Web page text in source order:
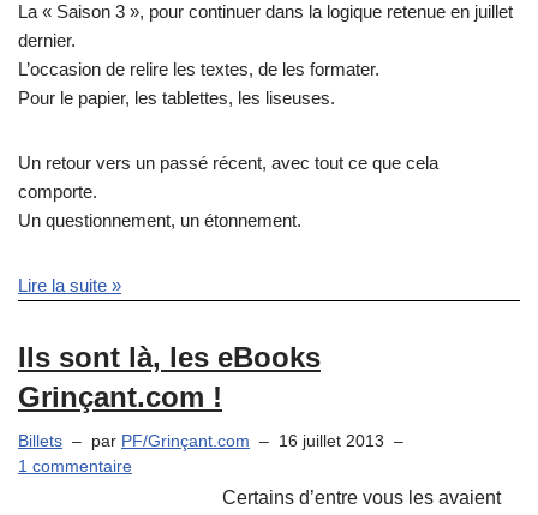
La « Saison 3 », pour continuer dans la logique retenue en juillet
dernier.
L’occasion de relire les textes, de les formater.
Pour le papier, les tablettes, les liseuses.
Un retour vers un passé récent, avec tout ce que cela
comporte.
Un questionnement, un étonnement.
Lire la suite »
Ils sont là, les eBooks
Grinçant.com !
Billets par PF/Grinçant.com
16 juillet 2013
1 commentaire
Certains d’entre vous les avaient